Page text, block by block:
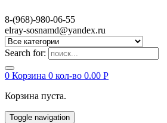
8-(968)-980-06-55
elray-sosnamd@yandex.ru
Search for:
0 Корзина 0 кол-во 0.00 Р
Корзина пуста.
Toggle navigation